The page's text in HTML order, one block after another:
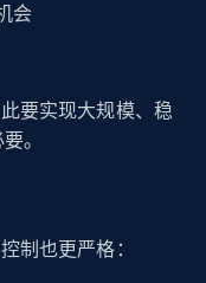
会
要实现大规模、稳
。
制也更严格：